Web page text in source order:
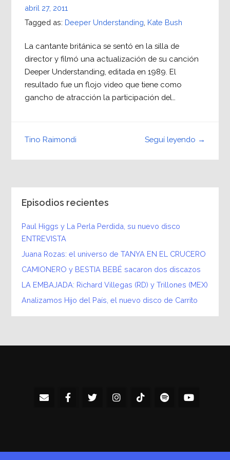
abril 27, 2011
Tagged as: Deeper Understanding Kate Bush
La cantante británica se sentó en la silla de
director y filmó una actualización de su canción
Deeper Understanding, editada en 1989. El
resultado fue un flojo video que tiene como
gancho de atracción la participación del…
Seguí leyendo →
Tino Raimondi
Episodios recientes
Paul Higgs y La Perla Perdida, su nuevo disco
ENTREVISTA
Juana Rozas: el universo de TANYA EN EL CRUCERO
CAMIONERO y BESTIA BEBÉ sacaron dos discazos
LA EMBAJADA: Richard Villegas (RD) y Trillones (MEX)
Analizamos Hijo del País, el nuevo disco de Carrito